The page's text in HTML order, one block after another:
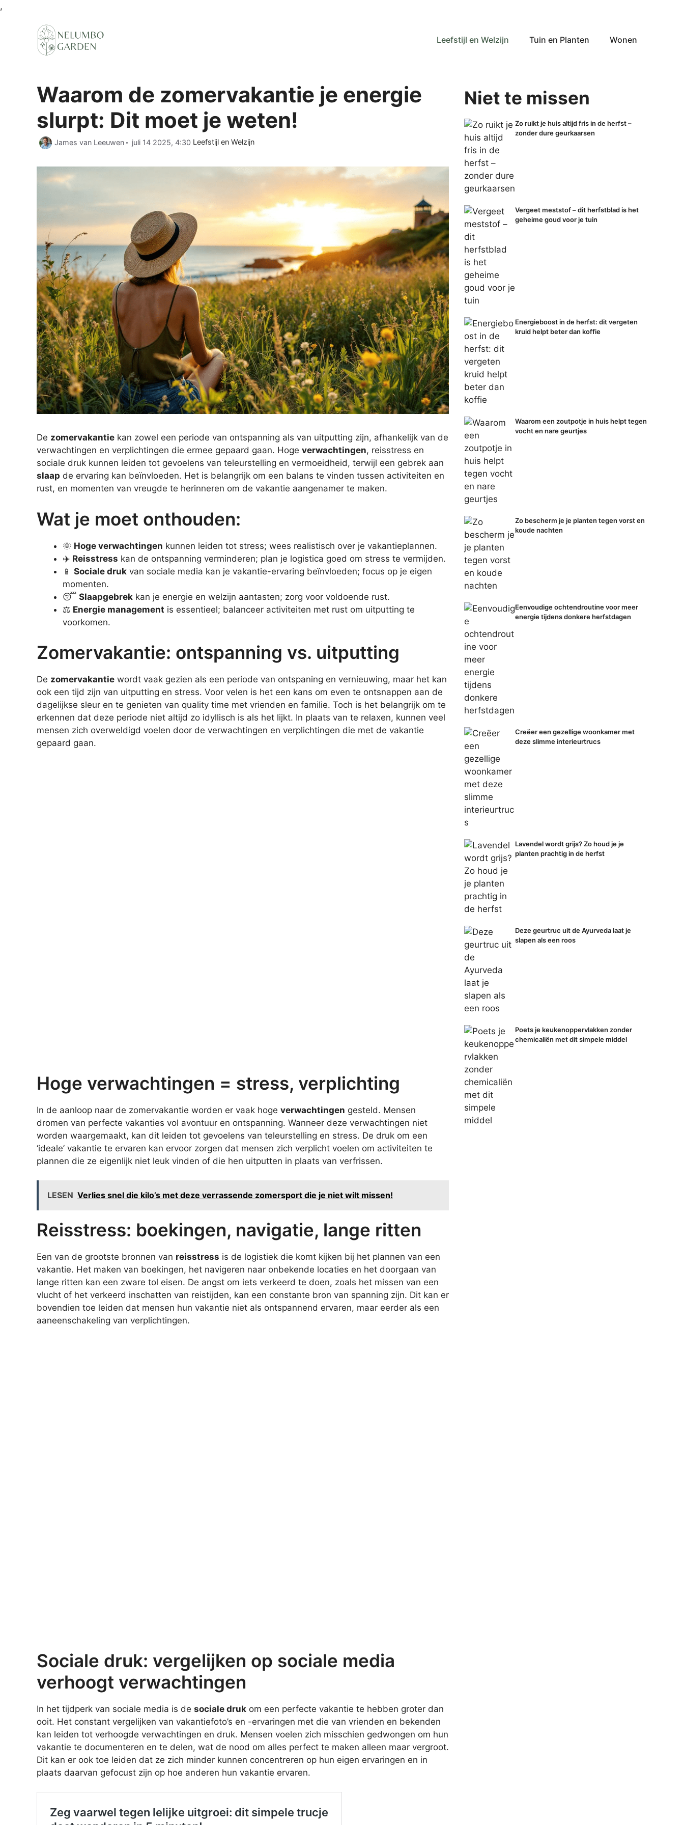
,
Leefstijl en Welzijn Tuin en Planten Wonen
Waarom de zomervakantie je energie
slurpt: Dit moet je weten!
James van Leeuwen juli 14 2025, 4:30 Categorieën
Leefstijl en Welzijn
De zomervakantie kan zowel een periode van ontspanning als van uitputting zijn, afhankelijk van de
verwachtingen en verplichtingen die ermee gepaard gaan. Hoge verwachtingen, reisstress en
sociale druk kunnen leiden tot gevoelens van teleurstelling en vermoeidheid, terwijl een gebrek aan
slaap de ervaring kan beïnvloeden. Het is belangrijk om een balans te vinden tussen activiteiten en
rust, en momenten van vreugde te herinneren om de vakantie aangenamer te maken.
Wat je moet onthouden:
🌞 Hoge verwachtingen kunnen leiden tot stress; wees realistisch over je vakantieplannen.
✈️ Reisstress kan de ontspanning verminderen; plan je logistica goed om stress te vermijden.
📱 Sociale druk van sociale media kan je vakantie-ervaring beïnvloeden; focus op je eigen
momenten.
😴 Slaapgebrek kan je energie en welzijn aantasten; zorg voor voldoende rust.
⚖️ Energie management is essentieel; balanceer activiteiten met rust om uitputting te
voorkomen.
Zomervakantie: ontspanning vs. uitputting
De zomervakantie wordt vaak gezien als een periode van ontspaning en vernieuwing, maar het kan
ook een tijd zijn van uitputting en stress. Voor velen is het een kans om even te ontsnappen aan de
dagelijkse sleur en te genieten van quality time met vrienden en familie. Toch is het belangrijk om te
erkennen dat deze periode niet altijd zo idyllisch is als het lijkt. In plaats van te relaxen, kunnen veel
mensen zich overweldigd voelen door de verwachtingen en verplichtingen die met de vakantie
gepaard gaan.
Hoge verwachtingen = stress, verplichting
In de aanloop naar de zomervakantie worden er vaak hoge verwachtingen gesteld. Mensen
dromen van perfecte vakanties vol avontuur en ontspanning. Wanneer deze verwachtingen niet
worden waargemaakt, kan dit leiden tot gevoelens van teleurstelling en stress. De druk om een
‘ideale’ vakantie te ervaren kan ervoor zorgen dat mensen zich verplicht voelen om activiteiten te
plannen die ze eigenlijk niet leuk vinden of die hen uitputten in plaats van verfrissen.
LESEN Verlies snel die kilo’s met deze verrassende zomersport die je niet wilt missen!
Reisstress: boekingen, navigatie, lange ritten
Een van de grootste bronnen van reisstress is de logistiek die komt kijken bij het plannen van een
vakantie. Het maken van boekingen, het navigeren naar onbekende locaties en het doorgaan van
lange ritten kan een zware tol eisen. De angst om iets verkeerd te doen, zoals het missen van een
vlucht of het verkeerd inschatten van reistijden, kan een constante bron van spanning zijn. Dit kan er
bovendien toe leiden dat mensen hun vakantie niet als ontspannend ervaren, maar eerder als een
aaneenschakeling van verplichtingen.
Sociale druk: vergelijken op sociale media
verhoogt verwachtingen
In het tijdperk van sociale media is de sociale druk om een perfecte vakantie te hebben groter dan
ooit. Het constant vergelijken van vakantiefoto’s en -ervaringen met die van vrienden en bekenden
kan leiden tot verhoogde verwachtingen en druk. Mensen voelen zich misschien gedwongen om hun
vakantie te documenteren en te delen, wat de nood om alles perfect te maken alleen maar vergroot.
Dit kan er ook toe leiden dat ze zich minder kunnen concentreren op hun eigen ervaringen en in
plaats daarvan gefocust zijn op hoe anderen hun vakantie ervaren.
Niet te missen
Zo ruikt je huis altijd fris in de herfst –
zonder dure geurkaarsen
Vergeet meststof – dit herfstblad is het
geheime goud voor je tuin
Energieboost in de herfst: dit vergeten
kruid helpt beter dan koffie
Waarom een zoutpotje in huis helpt tegen
vocht en nare geurtjes
Zo bescherm je je planten tegen vorst en
koude nachten
Eenvoudige ochtendroutine voor meer
energie tijdens donkere herfstdagen
Creëer een gezellige woonkamer met
deze slimme interieurtrucs
Lavendel wordt grijs? Zo houd je je
planten prachtig in de herfst
Deze geurtruc uit de Ayurveda laat je
slapen als een roos
Poets je keukenoppervlakken zonder
chemicaliën met dit simpele middel